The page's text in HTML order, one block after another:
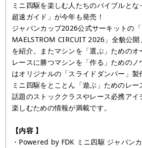
ミニ四駆を楽しむ人たちのバイブルと
超速ガイド」が今年も発売！
ジャパンカップ2026公式サーキットの「
MAELSTROM CIRCUIT 2026」全貌公
を紹介。またマシンを「選ぶ」ためのオ
レースに勝つマシンを「作る」ためのノ
はオリジナルの「スライドダンパー」
ミニ四駆をとことん「遊ぶ」ためのレー
話題のストッククラスやレース必携アイ
楽しむための情報が満載です。
【内容 】
・Powered by FDK ミニ四駆 ジャパン